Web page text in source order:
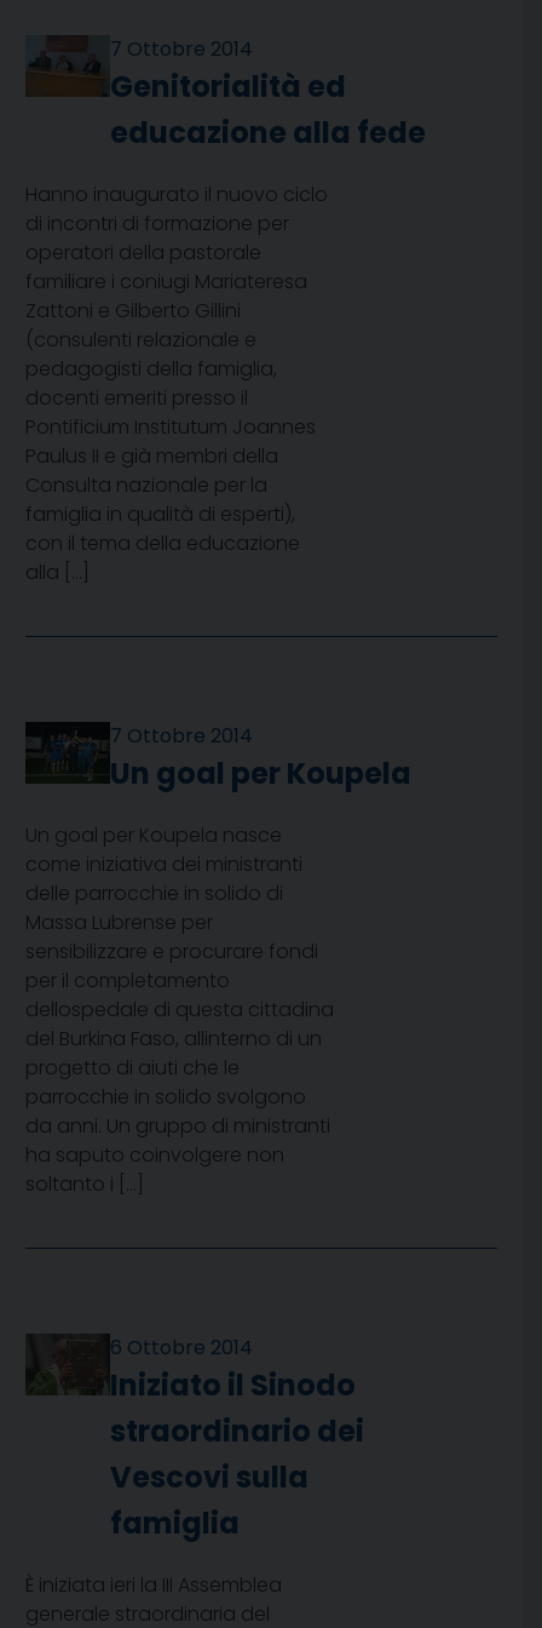
7 Ottobre 2014
Genitorialità ed
educazione alla fede
Hanno inaugurato il nuovo ciclo
di incontri di formazione per
operatori della pastorale
familiare i coniugi Mariateresa
Zattoni e Gilberto Gillini
(consulenti relazionale e
pedagogisti della famiglia,
docenti emeriti presso il
Pontificium Institutum Joannes
Paulus II e già membri della
Consulta nazionale per la
famiglia in qualità di esperti),
con il tema della educazione
alla […]
7 Ottobre 2014
Un goal per Koupela
Un goal per Koupela nasce
come iniziativa dei ministranti
delle parrocchie in solido di
Massa Lubrense per
sensibilizzare e procurare fondi
per il completamento
dellospedale di questa cittadina
del Burkina Faso, allinterno di un
progetto di aiuti che le
parrocchie in solido svolgono
da anni. Un gruppo di ministranti
ha saputo coinvolgere non
soltanto i […]
6 Ottobre 2014
Iniziato il Sinodo
straordinario dei
Vescovi sulla
famiglia
È iniziata ieri la III Assemblea
generale straordinaria del